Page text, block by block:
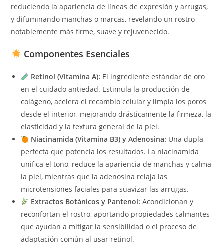
reduciendo la apariencia de líneas de expresión y arrugas,
y difuminando manchas o marcas, revelando un rostro
notablemente más firme, suave y rejuvenecido.
Componentes Esenciales
Retinol (Vitamina A): El ingrediente estándar de oro
en el cuidado antiedad. Estimula la producción de
colágeno, acelera el recambio celular y limpia los poros
desde el interior, mejorando drásticamente la firmeza, la
elasticidad y la textura general de la piel.
Niacinamida (Vitamina B3) y Adenosina: Una dupla
perfecta que potencia los resultados. La niacinamida
unifica el tono, reduce la apariencia de manchas y calma
la piel, mientras que la adenosina relaja las
microtensiones faciales para suavizar las arrugas.
Extractos Botánicos y Pantenol: Acondicionan y
reconfortan el rostro, aportando propiedades calmantes
que ayudan a mitigar la sensibilidad o el proceso de
adaptación común al usar retinol.